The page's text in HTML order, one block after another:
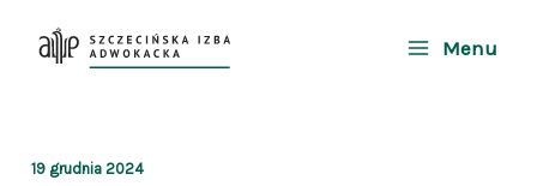
Menu
19 grudnia 2024